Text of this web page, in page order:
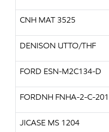
CNH MAT 3525
DENISON UTTO/THF
FORD ESN-M2C134-D
FORDNH FNHA-2-C-
JICASE MS 1204